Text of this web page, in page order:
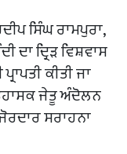
ਸਿੰਘ ਰਾਮਪੁਰਾ,
ਦਾ ਦ੍ਰਿੜ ਵਿਸ਼ਵਾਸ
ਕੀਤੀ ਜਾ
ਜੇਤੂ ਅੰਦੋਲਨ
ਸਰਾਹਨਾ